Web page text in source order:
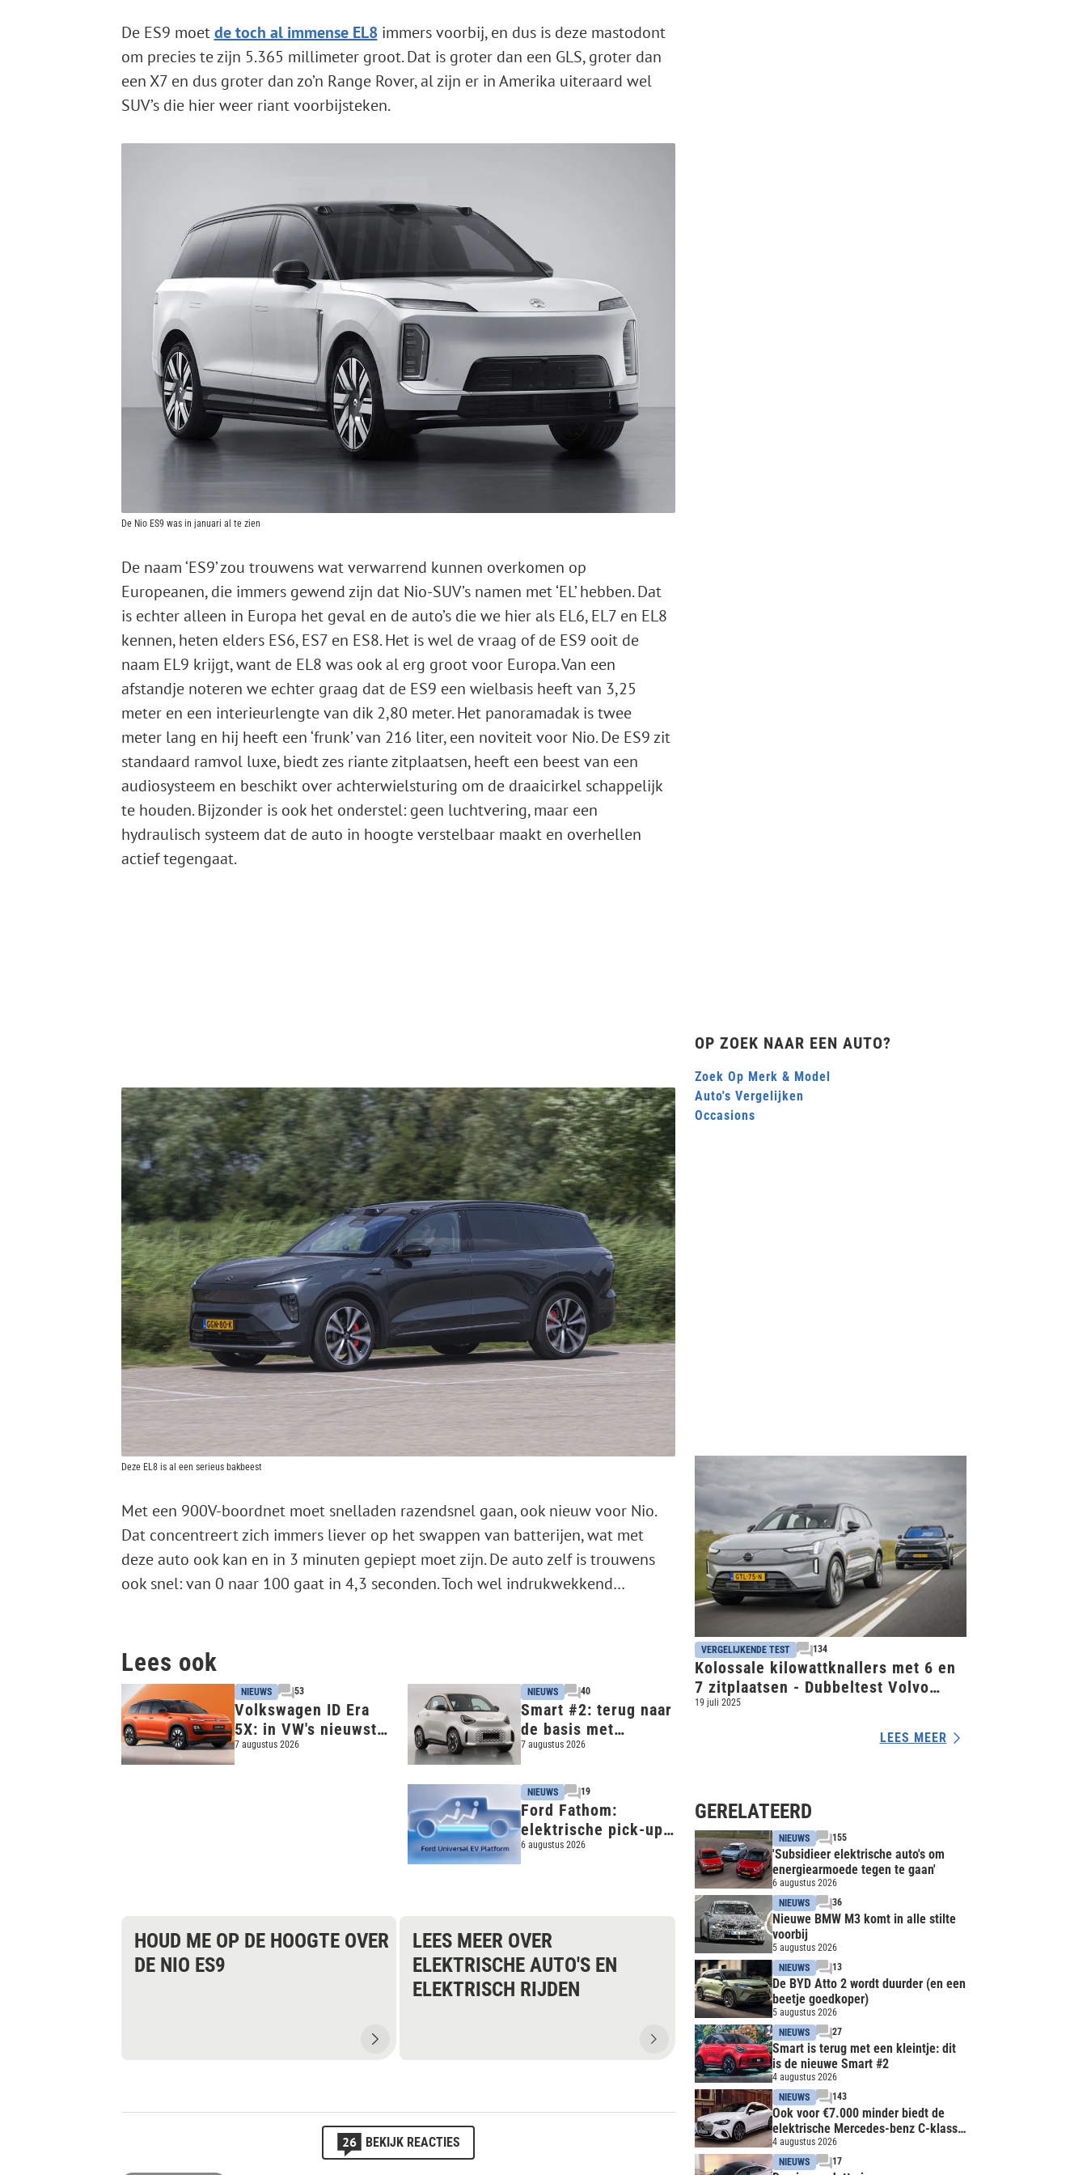
De ES9 moetde toch al immense EL8 immers voorbij, en dus is deze mastodont
om precies te zijn 5.365 millimeter groot. Dat is groter dan een GLS, groter dan
een X7 en dus groter dan zo’n Range Rover, al zijn er in Amerika uiteraard wel
SUV’s die hier weer riant voorbijsteken.
De Nio ES9 was in januari al te zien
De naam ‘ES9’ zou trouwens wat verwarrend kunnen overkomen op
Europeanen, die immers gewend zijn dat Nio-SUV’s namen met ‘EL’ hebben. Dat
is echter alleen in Europa het geval en de auto’s die we hier als EL6, EL7 en EL8
kennen, heten elders ES6, ES7 en ES8. Het is wel de vraag of de ES9 ooit de
naam EL9 krijgt, want de EL8 was ook al erg groot voor Europa. Van een
afstandje noteren we echter graag dat de ES9 een wielbasis heeft van 3,25
meter en een interieurlengte van dik 2,80 meter. Het panoramadak is twee
meter lang en hij heeft een ‘frunk’ van 216 liter, een noviteit voor Nio. De ES9 zit
standaard ramvol luxe, biedt zes riante zitplaatsen, heeft een beest van een
audiosysteem en beschikt over achterwielsturing om de draaicirkel schappelijk
te houden. Bijzonder is ook het onderstel: geen luchtvering, maar een
hydraulisch systeem dat de auto in hoogte verstelbaar maakt en overhellen
actief tegengaat.
Deze EL8 is al een serieus bakbeest
Met een 900V-boordnet moet snelladen razendsnel gaan, ook nieuw voor Nio.
Dat concentreert zich immers liever op het swappen van batterijen, wat met
deze auto ook kan en in 3 minuten gepiept moet zijn. De auto zelf is trouwens
ook snel: van 0 naar 100 gaat in 4,3 seconden. Toch wel indrukwekkend…
Lees ook
NIEUWS 53
Volkswagen ID Era
5X: in VW's nieuwste
elektrische auto zit
veel Xpeng
7 augustus 2026
NIEUWS 40
Smart #2: terug naar
de basis met
piepkleine stadsauto
7 augustus 2026
NIEUWS 19
Ford Fathom:
elektrische pick-up
van minder dan
6 augustus 2026
HOUD ME OP DE HOOGTE OVER
DE NIO ES9
LEES MEER OVER
ELEKTRISCHE AUTO'S EN
ELEKTRISCH RIJDEN
26 BEKIJK REACTIES
OP ZOEK NAAR EEN AUTO?
Zoek Op Merk & Model
Auto's Vergelijken
Occasions
VERGELIJKENDE TEST 134
Kolossale kilowattknallers met 6 en
7 zitplaatsen - Dubbeltest Volvo
EX90 vs. Nio EL8
19 juli 2025
LEES MEER
GERELATEERD
NIEUWS 155
'Subsidieer elektrische auto's om
energiearmoede tegen te gaan'
6 augustus 2026
NIEUWS
36
Nieuwe BMW M3 komt in alle stilte
voorbij
5 augustus 2026
NIEUWS
13
De BYD Atto 2 wordt duurder (en een
beetje goedkoper)
5 augustus 2026
NIEUWS
27
Smart is terug met een kleintje: dit
is de nieuwe Smart #2
4 augustus 2026
NIEUWS
143
Ook voor €7.000 minder biedt de
elektrische Mercedes-benz C-klasse
nog heel veel
4 augustus 2026
NIEUWS
17